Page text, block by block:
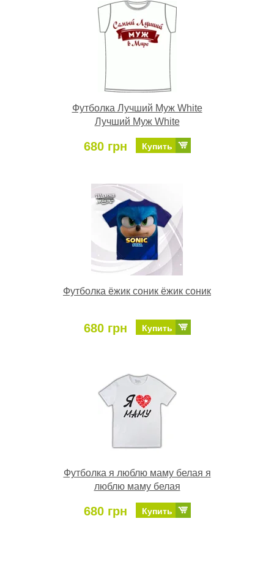
Футболка Лучший Муж White
Лучший Муж White
680 грн Купить
Футболка ёжик соник ёжик соник
680 грн Купить
Футболка я люблю маму белая я
люблю маму белая
680 грн Купить